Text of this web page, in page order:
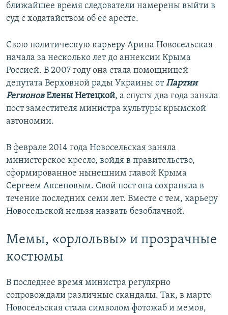
ближайшее время следователи намерены выйти в
суд с ходатайством об ее аресте.
Свою политическую карьеру Арина Новосельская
начала за несколько лет до аннексии Крыма
Россией. В 2007 году она стала помощницей
депутата Верховной рады Украины отПартии
РегионовЕлены Нетецкой, а спустя два года заняла
пост заместителя министра культуры крымской
автономии.
В феврале 2014 года Новосельская заняла
министерское кресло, войдя в правительство,
сформированное нынешним главой Крыма
Сергеем Аксеновым. Свой пост она сохраняла в
течение последних семи лет. Вместе с тем, карьеру
Новосельской нельзя назвать безоблачной.
Мемы, «орлольвы» и прозрачные
костюмы
В последнее время министра регулярно
сопровождали различные скандалы. Так, в марте
Новосельская стала символом фотожаб и мемов,